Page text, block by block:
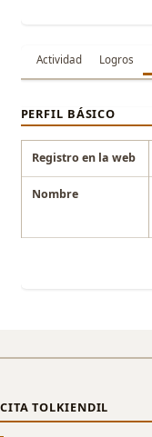
Actividad Logros
PERFIL BÁSICO
Registro en la web
Nombre
CITA TOLKIENDIL